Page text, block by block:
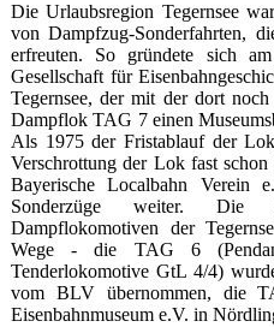
Die Urlaubsregion Tegernsee
von Dampfzug-Sonderfahrten,
erfreuten. So gründete sich
Gesellschaft für
Tegernsee, der mit der dort
Dampflok TAG 7 einen
Als 1975 der Fristablauf der
Verschrottung der Lok fast
Bayerische Localbahn Verein
Sonderzüge weiter. Die
Dampflokomotiven der
Wege - die TAG 6
Tenderlokomotive GtL 4/4)
vom BLV übernommen, die
Eisenbahnmuseum e.V. in